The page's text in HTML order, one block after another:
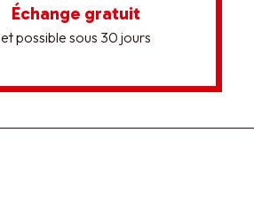
Échange gratuit
et possible sous 30 jours